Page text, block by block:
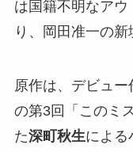
は国籍不明なア
り、岡田准一の新
原作は、デビュ
の第3回「このミ
た深町秋生によ